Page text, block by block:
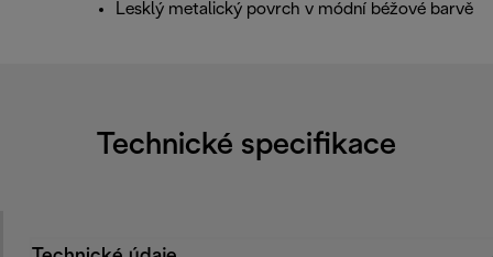
Lesklý metalický povrch v módní béžové barvě
Technické specifikace